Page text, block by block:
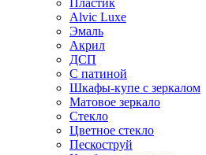
Пластик
Alvic Luxe
Эмаль
Акрил
ДСП
С патиной
Шкафы-купе с зеркалом
Матовое зеркало
Стекло
Цветное стекло
Пескоструй